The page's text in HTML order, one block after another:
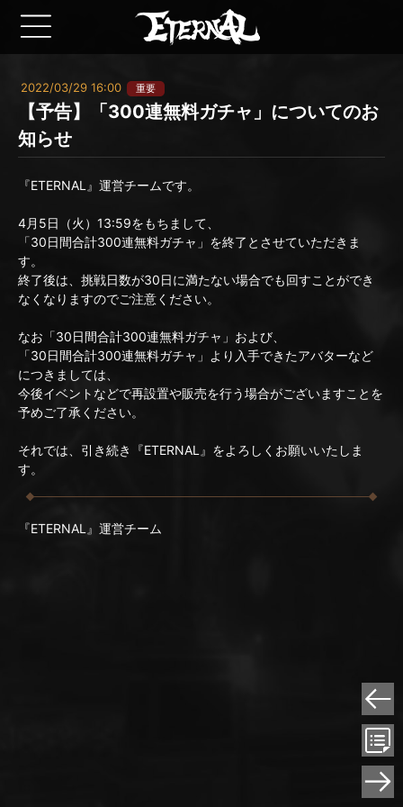
2022/03/29 16:00 重要
【予告】「300連無料ガチャ」についてのお
知らせ
『ETERNAL』運営チームです。
4月5日（火）13:59をもちまして、
「30日間合計300連無料ガチャ」を終了とさせていただきま
す。
終了後は、挑戦日数が30日に満たない場合でも回すことができ
なくなりますのでご注意ください。
なお「30日間合計300連無料ガチャ」および、
「30日間合計300連無料ガチャ」より入手できたアバターなど
につきましては、
今後イベントなどで再設置や販売を行う場合がございますことを
予めご了承ください。
それでは、引き続き『ETERNAL』をよろしくお願いいたしま
す。
『ETERNAL』運営チーム